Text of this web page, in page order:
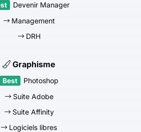
Devenir Manager
Management
DRH
Graphisme
Photoshop
Suite Adobe
Suite Affinity
Logiciels libres